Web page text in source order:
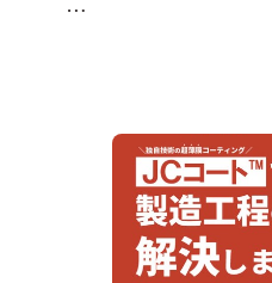
『JCコートP』は撥水
の機能があります。
※ DLCとは、ダイヤモ
＊適応基材＊